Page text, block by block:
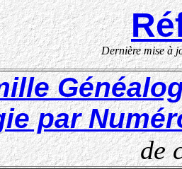
Dernière mise à
par
de